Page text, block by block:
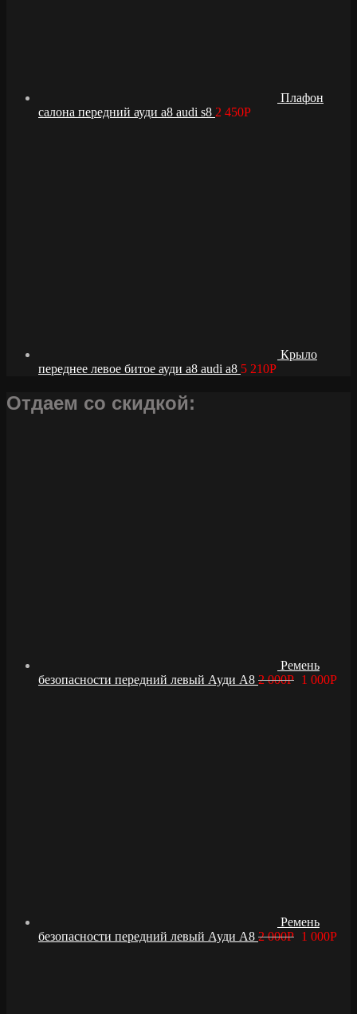
Плафон
салона передний ауди а8 audi s8 2 450Р
Крыло
переднее левое битое ауди а8 audi a8 5 210Р
Отдаем со скидкой:
Ремень
безопасности передний левый Ауди А8 2 000Р 1 000Р
Ремень
безопасности передний левый Ауди А8 2 000Р 1 000Р